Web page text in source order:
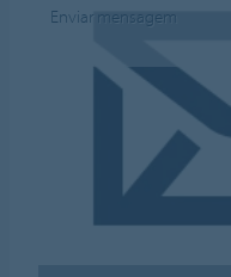
Enviar mensagem